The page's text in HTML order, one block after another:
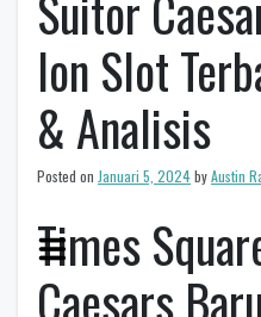
Ion Slot
& Analisis
Posted on Januari 5, 2024byAustin
Times
Caesars